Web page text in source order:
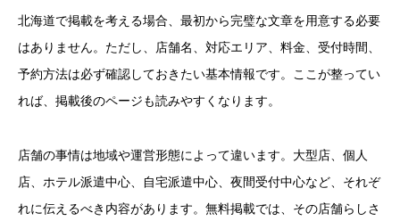
北海道で掲載を考える場合、最初から完璧な文章を用意する必要
はありません。ただし、店舗名、対応エリア、料金、受付時間、
予約方法は必ず確認しておきたい基本情報です。ここが整ってい
れば、掲載後のページも読みやすくなります。
店舗の事情は地域や運営形態によって違います。大型店、個人
店、ホテル派遣中心、自宅派遣中心、夜間受付中心など、それぞ
れに伝えるべき内容があります。無料掲載では、その店舗らしさ